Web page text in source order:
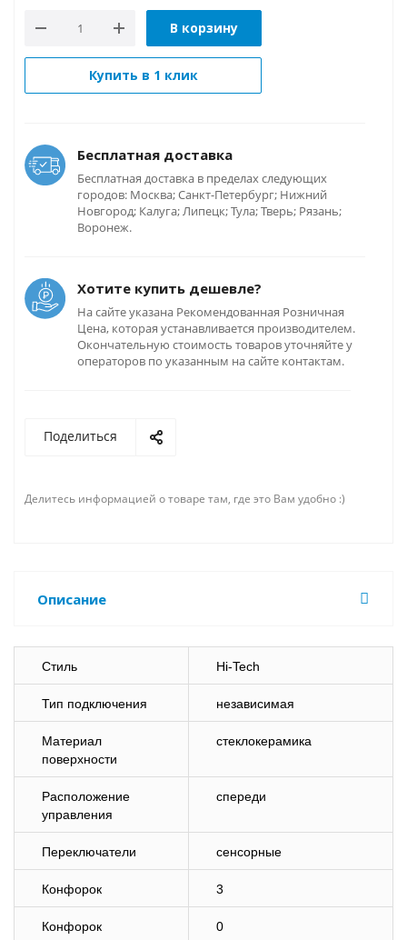
В корзину
Купить в 1 клик
Бесплатная доставка
Бесплатная доставка в пределах следующих
городов: Москва; Санкт-Петербург; Нижний
Новгород; Калуга; Липецк; Тула; Тверь; Рязань;
Воронеж.
Хотите купить дешевле?
На сайте указана Рекомендованная Розничная
Цена, которая устанавливается производителем.
Окончательную стоимость товаров уточняйте у
операторов по указанным на сайте контактам.
Поделиться
Делитесь информацией о товаре там, где это Вам удобно :)
Описание
Стиль Hi-Tech
Тип подключения независимая
Материал
поверхности
стеклокерамика
Расположение
управления
спереди
Переключатели сенсорные
Конфорок 3
Конфорок
0